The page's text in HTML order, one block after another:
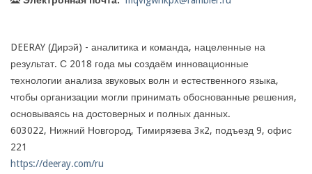
DEERAY (Дирэй) - аналитика и команда, нацеленные на
результат. С 2018 года мы создаём инновационные
технологии анализа звуковых волн и естественного языка,
чтобы организации могли принимать обоснованные решения,
основываясь на достоверных и полных данных.
603022, Нижний Новгород, Тимирязева 3к2, подъезд 9, офис
221
https://deeray.com/ru